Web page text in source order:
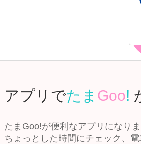
アプリでたま Goo!
たまGoo!が便利なアプリになり
ちょっとした時間にチェック、